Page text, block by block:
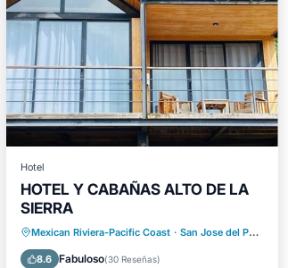
4.49 mi al centro
Hotel
HOTEL Y CABAÑAS ALTO DE LA
SIERRA
Mexican Riviera-Pacific Coast · San Jose del Pacifico
8.6 Fabuloso(30 Reseñas)
Spa Balcón/Terraza
Cocina
Internet